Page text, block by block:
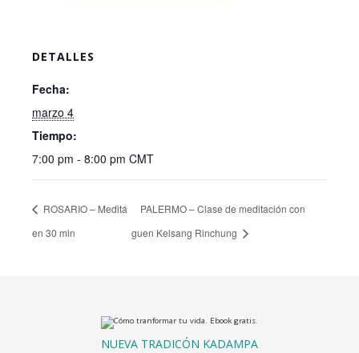
DETALLES
Fecha:
marzo 4
Tiempo:
7:00 pm - 8:00 pm CMT
ROSARIO – Meditá
en 30 min
PALERMO – Clase de meditación con
guen Kelsang Rinchung
NUEVA TRADICÓN KADAMPA